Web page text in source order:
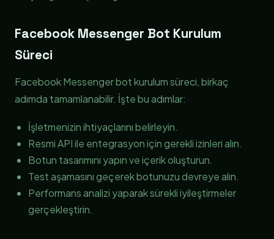
Facebook Messenger Bot Kurulum
Süreci
Facebook Messenger bot kurulum süreci, birkaç
adımda tamamlanabilir. İşte bu adımlar:
İşletmenizin ihtiyaçlarını belirleyin.
Resmi API ile entegrasyon için gerekli izinleri alın.
Botun tasarımını yapın ve içerik oluşturun.
Test aşamasını geçerek botunuzu devreye alın.
Performans analizi yaparak sürekli iyileştirmeler
gerçekleştirin.